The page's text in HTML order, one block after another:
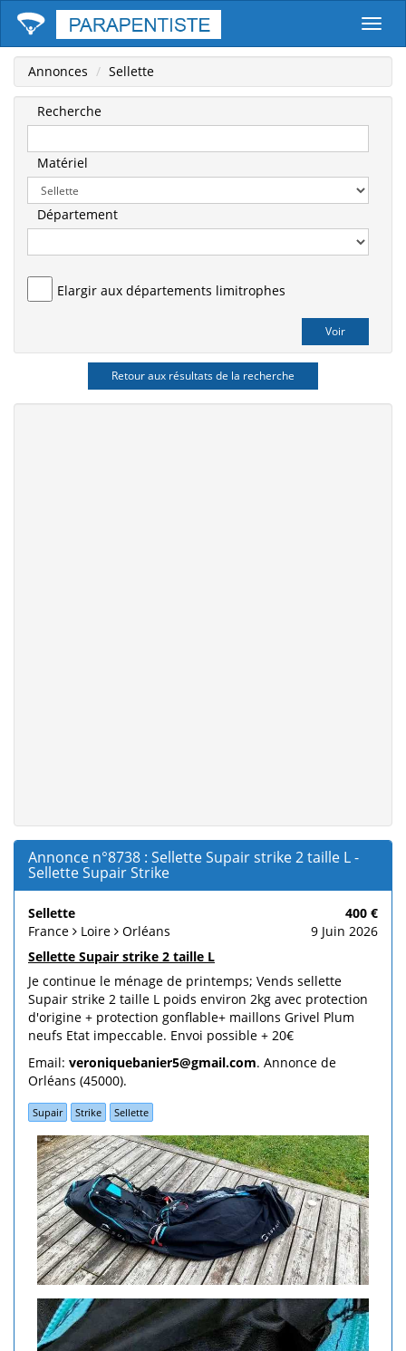
Annonces Sellette
Recherche
Matériel
Département
Elargir aux départements limitrophes
Retour aux résultats de la recherche
Annonce n°8738 : Sellette Supair strike 2 taille L -
Sellette Supair Strike
Sellette
400 €
France
Loire Orléans
9 Juin 2026
Sellette Supair strike 2 taille L
Je continue le ménage de printemps; Vends sellette
Supair strike 2 taille L poids environ 2kg avec protection
d'origine + protection gonflable+ maillons Grivel Plum
neufs Etat impeccable. Envoi possible + 20€
Email: veroniquebanier5@gmail.com. Annonce de
Orléans (45000).
Supair Strike Sellette